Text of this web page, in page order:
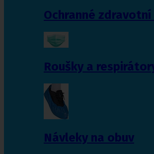
Ochranné
Roušky a
Návleky na obuv